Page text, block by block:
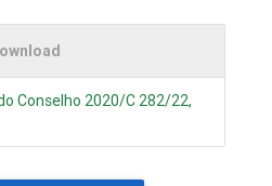
Conselho 2020/C 282/22,